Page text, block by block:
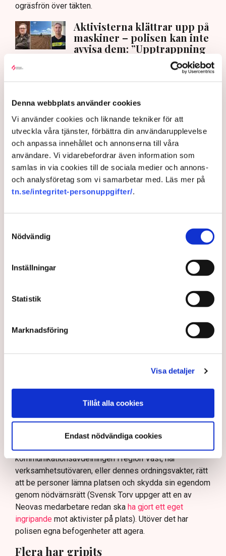
Denna webbplats använder cookies
Vi använder cookies och liknande tekniker för att
utveckla våra tjänster, förbättra din användarupplevelse
och anpassa innehållet och annonserna till våra
användare. Vi vidarebefordrar även information som
samlas in via cookies till de sociala medier och annons-
och analysföretag som vi samarbetar med. Läs mer på
tn.se/integritet-personuppgifter/.
Nödvändig
Inställningar
Statistik
Marknadsföring
Visa detaljer
Tillåt alla cookies
Endast nödvändiga cookies
ogräsfrön över täkten.
Aktivisterna klättrar upp på
maskiner – polisen kan inte
avvisa dem: ”Upptrappning
AI-sammanfattning
Torvtäkten i Grimsås har stoppats av aktivister
sedan 28 juli.
Polisen kritiseras för bristande agerande vid
aktionerna.
Polisinspektör Anna-Lena Mann förklarar polisens
agerande på plats.
brottsmisstankar kopplade.
Polisen använder drönare och uniformerad polis
för att dokumentera bevis.
Samtidigt är polisarbetet komplext när det gäller
att navigera juridiska rättigheter och gränser.
Läs mer
Polisen, som befinner sig på plats, kritiseras för att inte
agera tillräckligt då aktionerna kan fortgå för öppen ridå.
Rickard Axdorff på Svensk Torv, anser att polisens
och personalen.
att polisen ”behöver utveckla sina metoder för att
skydda tillståndsgivna verksamheter” mot sabotage,
På sociala medier ifrågasätts det om allemansrätten
tillståndsgiven verksamhet, och om inte polisen borde
ha en tydligare skyldighet att skydda privat egendom
Nu svarar polisen på kritiken.
kommunikationsavdelningen i region Väst, har
verksamhetsutövaren, eller dennes ordningsvakter, rätt
att be personer lämna platsen och skydda sin egendom
genom nödvärnsrätt (Svensk Torv uppger att en av
Neovas medarbetare redan ska ha gjort ett eget
ingripande mot aktivister på plats). Utöver det har
polisen egna befogenheter att agera.
Flera har gripits